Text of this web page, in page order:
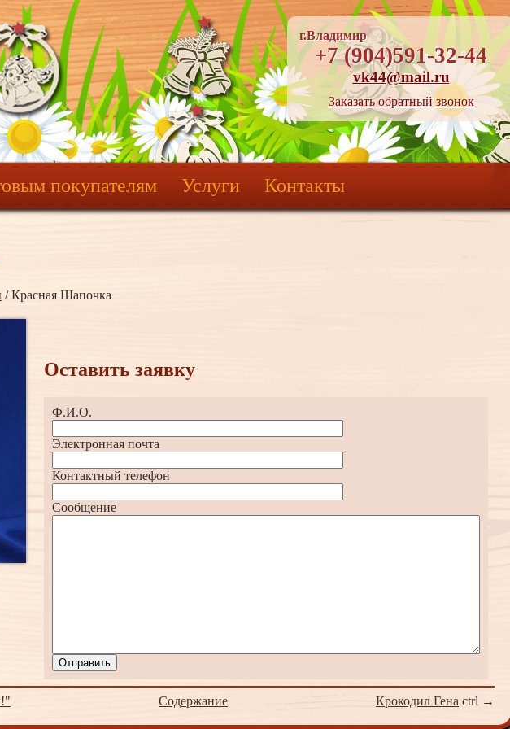
г.Владимир
+7 (904)591-32-44
vk44@mail.ru
Заказать обратный звонок
покупателям Услуги Контакты
/ Красная Шапочка
Оставить заявку
Ф.И.О.
Электронная почта
Контактный телефон
Сообщение
Отправить
Крокодил Гена ctrl →
Содержание